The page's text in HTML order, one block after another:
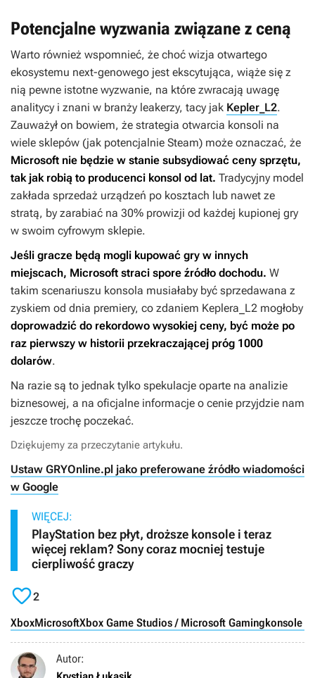
Potencjalne wyzwania związane z ceną
Warto również wspomnieć, że choć wizja otwartego
ekosystemu next-genowego jest ekscytująca, wiąże się z
nią pewne istotne wyzwanie, na które zwracają uwagę
analitycy i znani w branży leakerzy, tacy jak Kepler_L2.
Zauważył on bowiem, że strategia otwarcia konsoli na
wiele sklepów (jak potencjalnie Steam) może oznaczać, że
Microsoft nie będzie w stanie subsydiować ceny sprzętu,
tak jak robią to producenci konsol od lat. Tradycyjny model
zakłada sprzedaż urządzeń po kosztach lub nawet ze
stratą, by zarabiać na 30% prowizji od każdej kupionej gry
w swoim cyfrowym sklepie.
Jeśli gracze będą mogli kupować gry w innych
miejscach, Microsoft straci spore źródło dochodu. W
takim scenariuszu konsola musiałaby być sprzedawana z
zyskiem od dnia premiery, co zdaniem Keplera_L2 mogłoby
doprowadzić do rekordowo wysokiej ceny, być może po
raz pierwszy w historii przekraczającej próg 1000
dolarów.
Na razie są to jednak tylko spekulacje oparte na analizie
biznesowej, a na oficjalne informacje o cenie przyjdzie nam
jeszcze trochę poczekać.
Dziękujemy za przeczytanie artykułu.
Ustaw GRYOnline.pl jako preferowane źródło wiadomości
w Google
WIĘCEJ:
PlayStation bez płyt, droższe konsole i teraz
więcej reklam? Sony coraz mocniej testuje
cierpliwość graczy
2
XboxMicrosoftXbox Game Studios / Microsoft Gamingkonsole
Autor: